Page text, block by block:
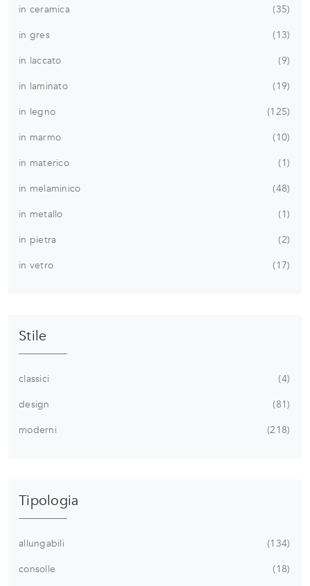
in ceramica
35
in gres
13
in laccato
9
in laminato
19
in legno
125
in marmo
10
in materico
1
in melaminico
48
in metallo
1
in pietra
2
in vetro
17
Stile
classici
4
design
81
moderni
218
Tipologia
allungabili
134
consolle
18